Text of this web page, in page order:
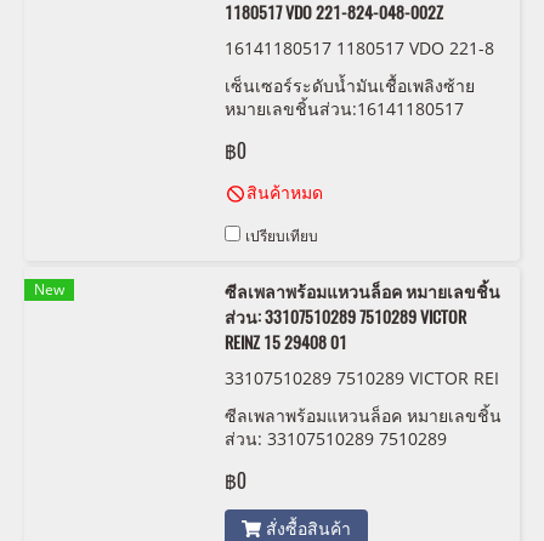
1180517 VDO 221-824-048-002Z
16141180517 1180517 VDO 221-8
24-048-002Z
เซ็นเซอร์ระดับน้ำมันเชื้อเพลิงซ้าย
หมายเลขชิ้นส่วน:16141180517
฿0
สินค้าหมด
เปรียบเทียบ
New
ซีลเพลาพร้อมแหวนล็อค หมายเลขชิ้น
ส่วน: 33107510289 7510289 VICTOR
REINZ 15 29408 01
33107510289 7510289 VICTOR REI
ซีลเพลาพร้อมแหวนล็อค หมายเลขชิ้น
ส่วน: 33107510289 7510289
฿0
สั่งซื้อสินค้า